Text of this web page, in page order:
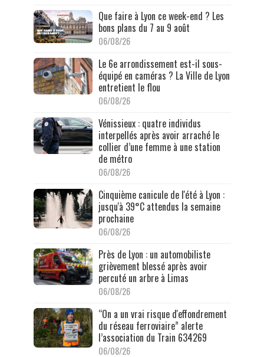
Que faire à Lyon ce week-end ? Les
bons plans du 7 au 9 août
06/08/26
Le 6e arrondissement est-il sous-
équipé en caméras ? La Ville de Lyon
entretient le flou
06/08/26
Vénissieux : quatre individus
interpellés après avoir arraché le
collier d’une femme à une station
de métro
06/08/26
Cinquième canicule de l'été à Lyon :
jusqu'à 39°C attendus la semaine
prochaine
06/08/26
Près de Lyon : un automobiliste
grièvement blessé après avoir
percuté un arbre à Limas
06/08/26
“On a un vrai risque d'effondrement
du réseau ferroviaire” alerte
l’association du Train 634269
06/08/26